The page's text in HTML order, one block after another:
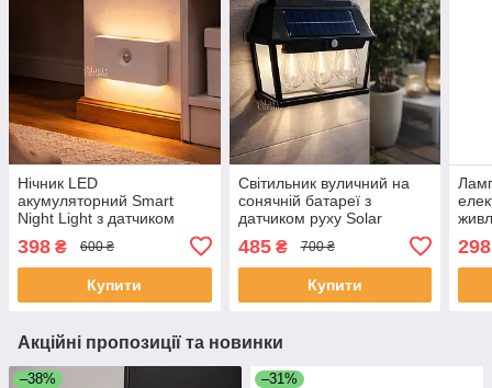
Нічник LED
акумуляторний Smart
Night Light з датчиком
світильник з теплим
світлом 2700К Білий, HA-
182-White
398 ₴ 600 ₴
Купити
Світильник вуличний на
сонячній батареї з
датчиком руху Solar
настінний автономний
LED-ліхтар, HW-999-3W
485₴ 700 ₴
Купити
298
Акційні пропозиції та новинки
–38% –31%